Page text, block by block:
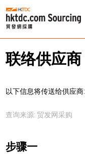
联络供应商
以下信息将传送给供应商:
查询来源: 贸发网采购
步骤一